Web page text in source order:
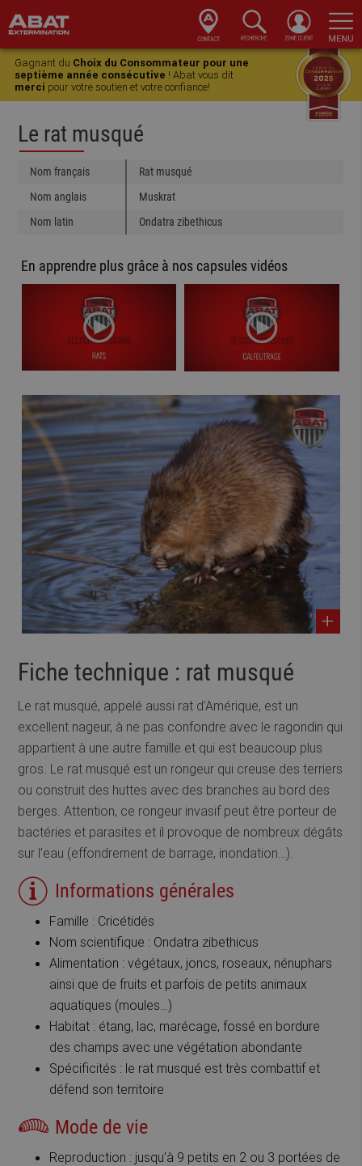
Skip
primary
navigation
Skip
main
content
Skip
primary
sidebar
Skip
footer
Gagnant du Choix du Consommateur pour une
septième année consécutive ! Abat vous dit
merci pour votre soutien et votre confiance!
Le rat musqué
Nom français
Rat musqué
Nom anglais
Muskrat
Nom latin
Ondatra zibethicus
En apprendre plus grâce à nos capsules vidéos
Fiche technique : rat musqué
Le rat musqué, appelé aussi rat d’Amérique, est un
excellent nageur, à ne pas confondre avec le ragondin qui
appartient à une autre famille et qui est beaucoup plus
gros. Le rat musqué est un rongeur qui creuse des terriers
ou construit des huttes avec des branches au bord des
berges. Attention, ce rongeur invasif peut être porteur de
bactéries et parasites et il provoque de nombreux dégâts
sur l’eau (effondrement de barrage, inondation…).
Informations générales
Famille : Cricétidés
Nom scientifique : Ondatra zibethicus
Alimentation : végétaux, joncs, roseaux, nénuphars
ainsi que de fruits et parfois de petits animaux
aquatiques (moules…)
Habitat : étang, lac, marécage, fossé en bordure
des champs avec une végétation abondante
Spécificités : le rat musqué est très combattif et
défend son territoire
Mode de vie
Reproduction : jusqu’à 9 petits en 2 ou 3 portées de